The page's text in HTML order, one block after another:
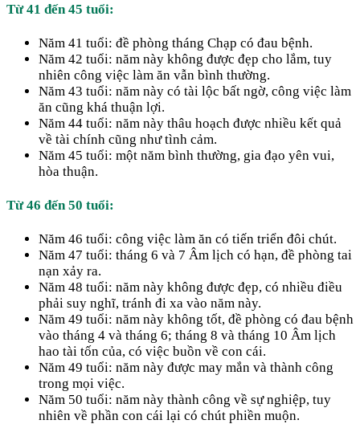
Từ 41 đến 45 tuổi:
Năm 41 tuổi: đề phòng tháng Chạp có đau bệnh.
Năm 42 tuổi: năm này không được đẹp cho lắm, tuy
nhiên công việc làm ăn vẫn bình thường.
Năm 43 tuổi: năm này có tài lộc bất ngờ, công việc làm
ăn cũng khá thuận lợi.
Năm 44 tuổi: năm này thâu hoạch được nhiều kết quả
về tài chính cũng như tình cảm.
Năm 45 tuổi: một năm bình thường, gia đạo yên vui,
hòa thuận.
Từ 46 đến 50 tuổi:
Năm 46 tuổi: công việc làm ăn có tiến triển đôi chút.
Năm 47 tuổi: tháng 6 và 7 Âm lịch có hạn, đề phòng tai
nạn xảy ra.
Năm 48 tuổi: năm này không được đẹp, có nhiều điều
phải suy nghĩ, tránh đi xa vào năm này.
Năm 49 tuổi: năm này không tốt, đề phòng có đau bệnh
vào tháng 4 và tháng 6; tháng 8 và tháng 10 Âm lịch
hao tài tốn của, có việc buồn về con cái.
Năm 49 tuổi: năm này được may mắn và thành công
trong mọi việc.
Năm 50 tuổi: năm này thành công về sự nghiệp, tuy
nhiên về phần con cái lại có chút phiền muộn.